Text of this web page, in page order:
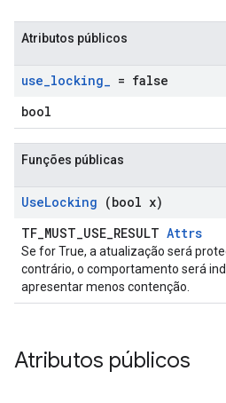
Atributos públicos
use_locking_ = false
bool
Funções públicas
UseLocking (bool x)
TF_MUST_USE_RESULT Attrs
Se for True, a atualização será
contrário, o comportamento será
apresentar menos contenção.
Atributos públicos